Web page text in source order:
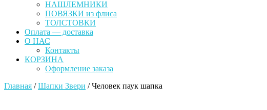
НАШЛЕМНИКИ
ПОВЯЗКИ из флиса
ТОЛСТОВКИ
Оплата — доставка
О НАС
Контакты
КОРЗИНА
Оформление заказа
Главная /Шапки Звери / Человек паук шапка